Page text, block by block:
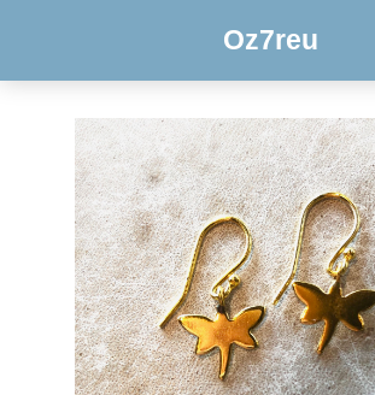
Oz7reu